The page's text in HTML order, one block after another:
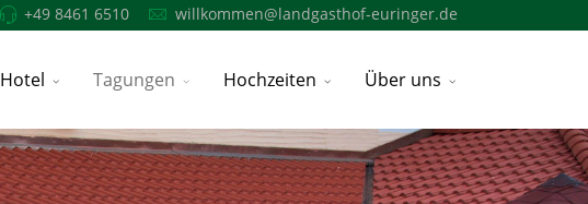
+49 8461 6510 willkommen@landgasthof-euringer.de
Hotel Tagungen Hochzeiten Über uns